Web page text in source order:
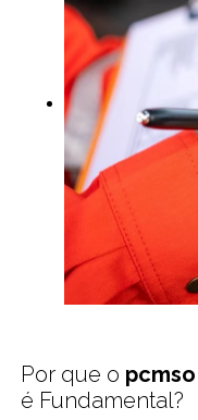
Por que o
é Fundamental?